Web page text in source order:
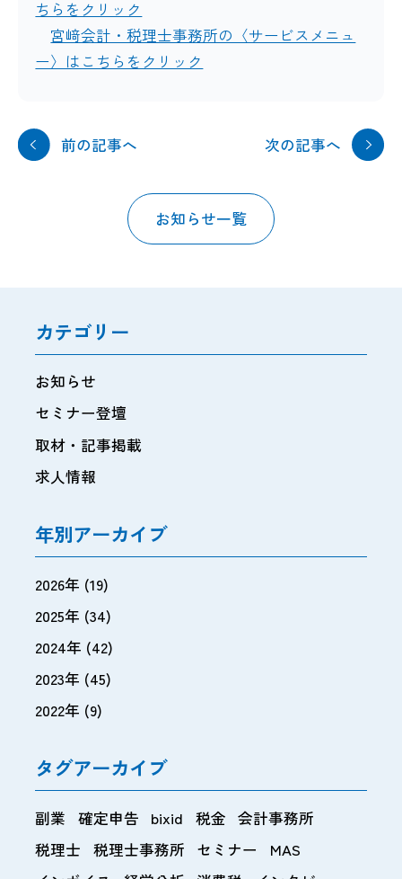
ちらをクリック
宮﨑会計・税理士事務所の〈サービスメニュ
ー〉はこちらをクリック
前の記事へ
お知らせ一覧
次の記事へ
カテゴリー
お知らせ
セミナー登壇
取材・記事掲載
求人情報
年別アーカイブ
2026年 (19)
2025年 (34)
2024年 (42)
2023年 (45)
2022年 (9)
タグアーカイブ
副業 確定申告 bixid 税金 会計事務所
税理士
税理士事務所 セミナー
MAS